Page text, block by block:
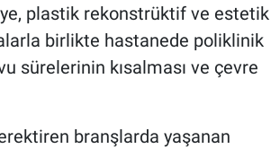
plastik rekonstrüktif ve estetik
birlikte hastanede poliklinik
sürelerinin kısalması ve çevre
branşlarda yaşanan